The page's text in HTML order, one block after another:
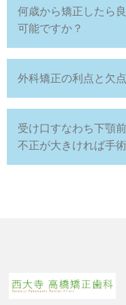
何歳から矯正したら
可能ですか？
外科矯正の利点と欠
受け口すなわち下顎
不正が大きければ手